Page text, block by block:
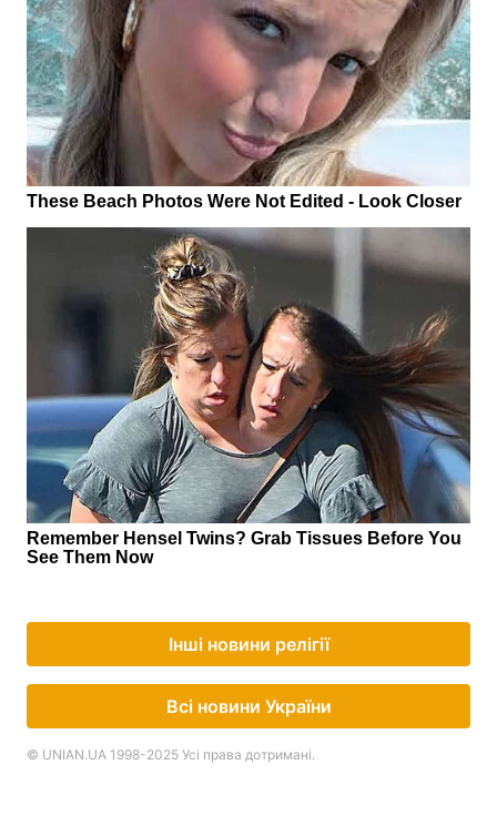
Інші новини релігії
Всі новини України
© UNIAN.UA 1998-2025 Усі права дотримані.